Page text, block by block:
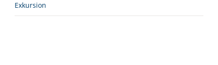
Exkursion